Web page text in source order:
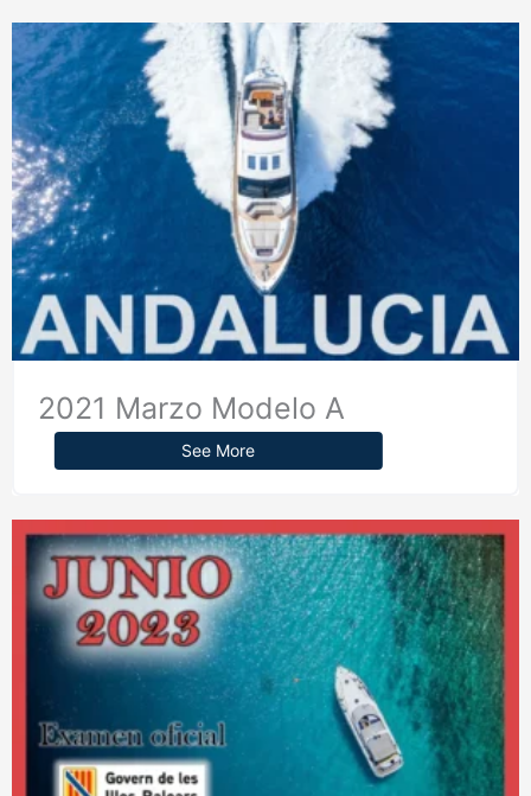
2021 Marzo Modelo A
See More